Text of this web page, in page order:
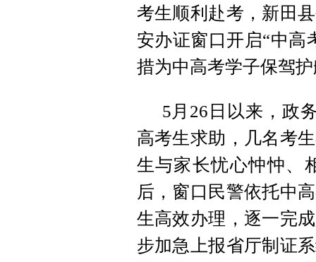
考生顺利赴考，新田
安办证窗口开启“中高
措为中高考学子保驾
5月26日以来，政
高考生求助，几名考
生与家长忧心忡忡、
后，窗口民警依托中
生高效办理，逐一完
步加急上报省厅制证